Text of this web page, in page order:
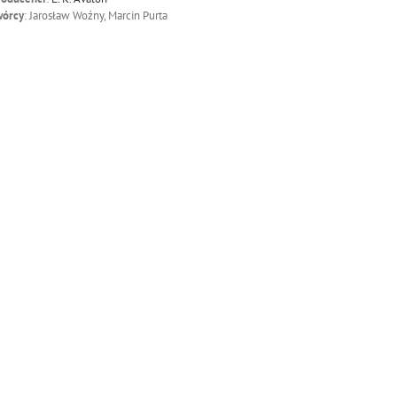
: Jarosław Woźny, Marcin Purta